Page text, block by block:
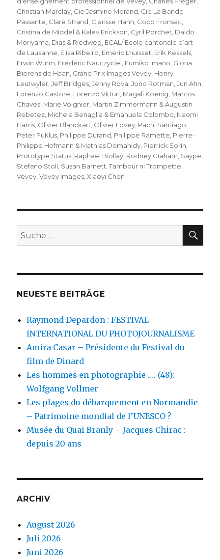
Christian Marclay Cie Jasmine Morand Cie La Bande
Passante Clare Strand Clarisse Hahn Coco Fronsac
Cristina de Middel & Kalev Erickson Cyril Porchet Daido
Moriyama Dias & Riedweg ECAL/ Ecole cantonale d’art
de Lausanne Elisa Ribeiro Emeric Lhuisset Erik Kessels
Erwin Wurm Frédéric Nauczyciel Fumiko Imano Giona
Bierens de Haan Grand Prix Images Vevey Henry
Leutwyler ,Jeff Bridges ,Jenny Rova ,Jono Rotman ,Jun Ahn
Lorenzo Castore Lorenzo Vitturi Magali Koenig Marcos
Chaves Marie Voignier Martin Zimmermann & Augustin
Rebetez Michela Benaglia & Emanuela Colombo Naomi
Harris Olivier Blanckart Olivier Lovey Pachi Santiago
Peter Puklus Philippe Durand Philippe Ramette Pierre-
Philippe Hofmann & Mathias Domahidy Pierrick Sorin
Prototype Status Raphaël Biollay Rodney Graham Saype
Stefano Stoll Susan Barnett ,Tambour ni Trompette
Vevey ,Vevey Images ,Xiaoyi Chen
Suche
nach:
NEUESTE BEITRÄGE
Raymond Depardon : FESTIVAL
INTERNATIONAL DU PHOTOJOURNALISME
Amira Casar – Présidente du Festival du
film de Dinard
Les hommes en photographie …. (48):
Wolfgang Vollmer
Les plages du débarquement en Normandie
– Patrimoine mondial de l’UNESCO ?
Musée du Quai Branly – Jacques Chirac :
depuis 20 ans
ARCHIV
August 2026
Juli 2026
Juni 2026